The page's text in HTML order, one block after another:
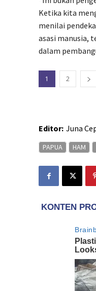
Ketika kita
menilai
asasi manusia,
dalam
1 2
Editor: Juna
PAPUA HAM